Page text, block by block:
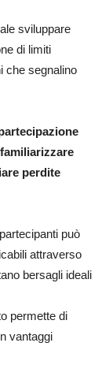
sviluppare
di limiti
che segnalino
perdite
può
attraverso
bersagli ideali
permette di
vantaggi